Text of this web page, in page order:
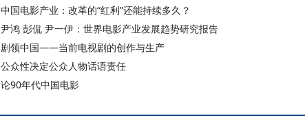
中国电影产业：改革的“红利”还能持续多久？
尹鸿 彭侃 尹一伊：世界电影产业发展趋势研究报告
剧领中国——当前电视剧的创作与生产
公众性决定公众人物话语责任
论90年代中国电影